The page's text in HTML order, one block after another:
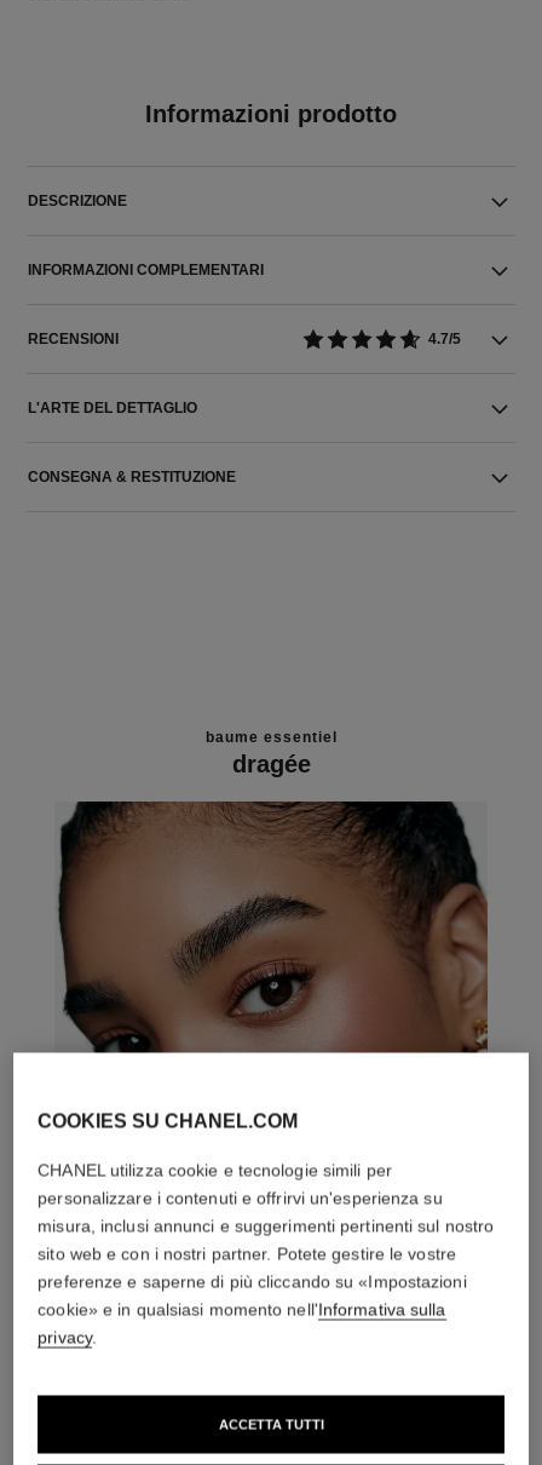
Informazioni prodotto
DESCRIZIONE
INFORMAZIONI COMPLEMENTARI
RECENSIONI 4.7/5
L'ARTE DEL DETTAGLIO
CONSEGNA & RESTITUZIONE
baume essentiel
dragée
L'ACCORDO PERFETTO
COOKIES SU CHANEL.COM
CHANEL utilizza cookie e tecnologie simili per
personalizzare i contenuti e offrirvi un'esperienza su
misura, inclusi annunci e suggerimenti pertinenti sul nostro
sito web e con i nostri partner. Potete gestire le vostre
preferenze e saperne di più cliccando su «Impostazioni
cookie» e in qualsiasi momento nell'Informativa sulla
privacy.
ACCETTA TUTTI